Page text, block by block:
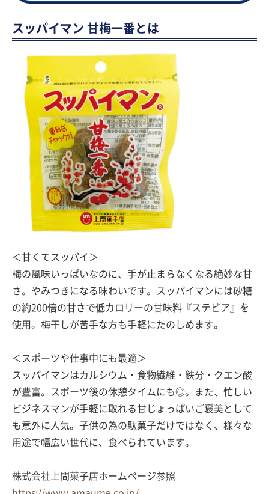
スッパイマン 甘梅一番とは
＜甘くてスッパイ＞
梅の風味いっぱいなのに、手が止まらなくなる絶妙な甘
さ。やみつきになる味わいです。スッパイマンには砂糖
の約200倍の甘さで低カロリーの甘味料『ステビア』を
使用。梅干しが苦手な方も手軽にたのしめます。
＜スポーツや仕事中にも最適＞
スッパイマンはカルシウム・食物繊維・鉄分・クエン酸
が豊富。スポーツ後の休憩タイムにも◎。また、忙しい
ビジネスマンが手軽に取れる甘じょっぱいご褒美として
も意外に人気。子供の為の駄菓子だけではなく、様々な
用途で幅広い世代に、食べられています。
株式会社上間菓子店ホームページ参照